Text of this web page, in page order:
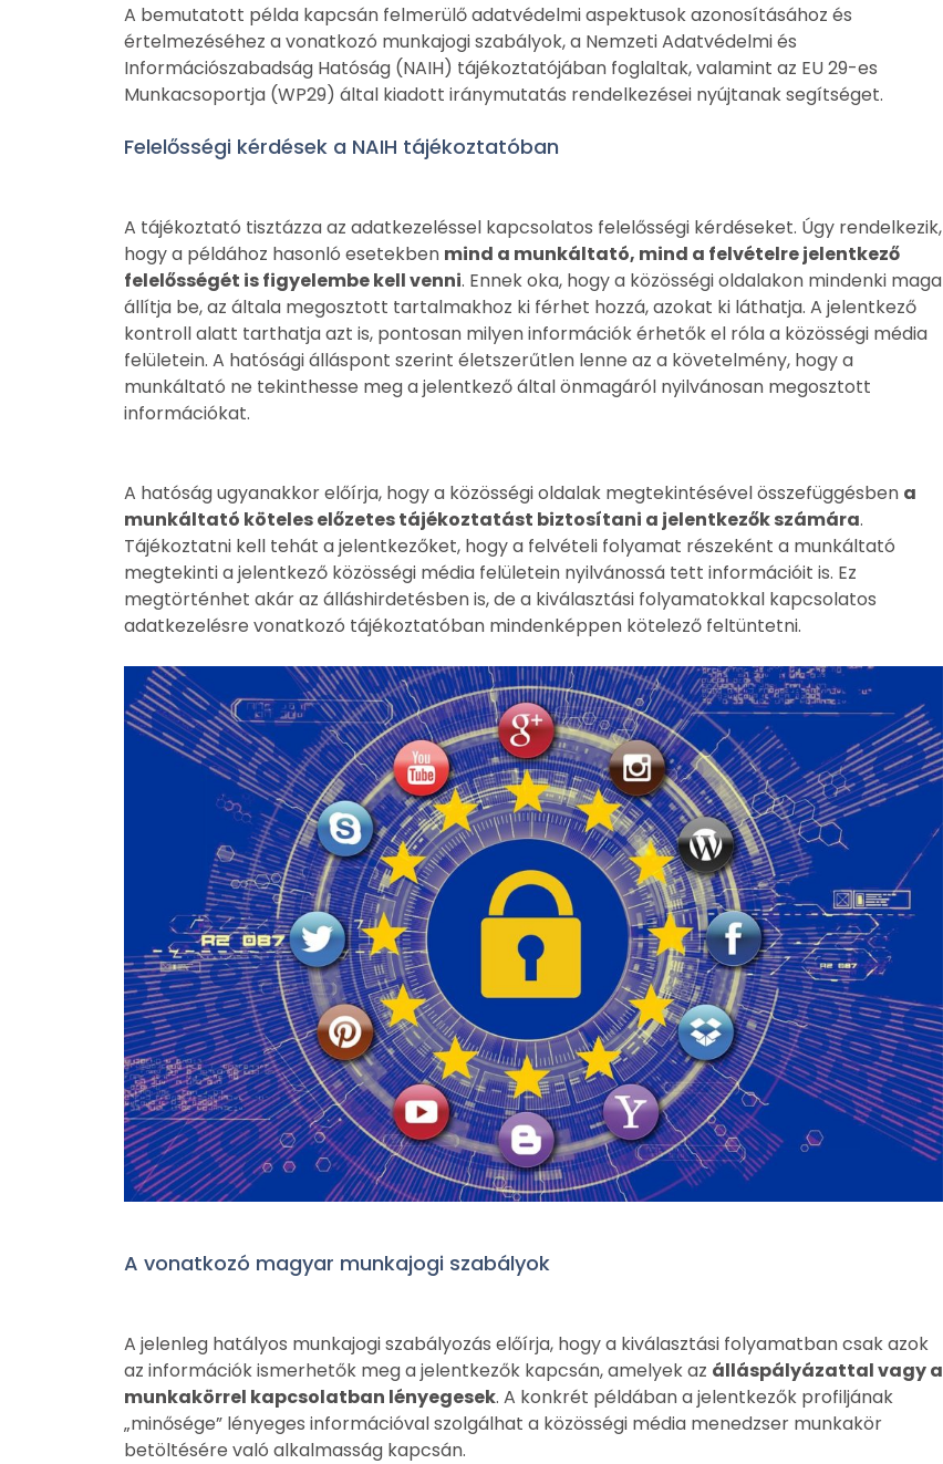
A bemutatott példa kapcsán felmerülő adatvédelmi aspektusok azonosításához és
értelmezéséhez a vonatkozó munkajogi szabályok, a Nemzeti Adatvédelmi és
Információszabadság Hatóság (NAIH) tájékoztatójában foglaltak, valamint az EU 29-es
Munkacsoportja (WP29) által kiadott iránymutatás rendelkezései nyújtanak segítséget.
Felelősségi kérdések a NAIH tájékoztatóban
A tájékoztató tisztázza az adatkezeléssel kapcsolatos felelősségi kérdéseket. Úgy rendelkezik,
hogy a példához hasonló esetekben mind a munkáltató, mind a felvételre jelentkező
felelősségét is figyelembe kell venni. Ennek oka, hogy a közösségi oldalakon mindenki maga
állítja be, az általa megosztott tartalmakhoz ki férhet hozzá, azokat ki láthatja. A jelentkező
kontroll alatt tarthatja azt is, pontosan milyen információk érhetők el róla a közösségi média
felületein. A hatósági álláspont szerint életszerűtlen lenne az a követelmény, hogy a
munkáltató ne tekinthesse meg a jelentkező által önmagáról nyilvánosan megosztott
információkat.
A hatóság ugyanakkor előírja, hogy a közösségi oldalak megtekintésével összefüggésben a
munkáltató köteles előzetes tájékoztatást biztosítani a jelentkezők számára.
Tájékoztatni kell tehát a jelentkezőket, hogy a felvételi folyamat részeként a munkáltató
megtekinti a jelentkező közösségi média felületein nyilvánossá tett információit is. Ez
megtörténhet akár az álláshirdetésben is, de a kiválasztási folyamatokkal kapcsolatos
adatkezelésre vonatkozó tájékoztatóban mindenképpen kötelező feltüntetni.
A vonatkozó magyar munkajogi szabályok
A jelenleg hatályos munkajogi szabályozás előírja, hogy a kiválasztási folyamatban csak azok
az információk ismerhetők meg a jelentkezők kapcsán, amelyek az álláspályázattal vagy a
munkakörrel kapcsolatban lényegesek. A konkrét példában a jelentkezők profiljának
„minősége” lényeges információval szolgálhat a közösségi média menedzser munkakör
betöltésére való alkalmasság kapcsán.